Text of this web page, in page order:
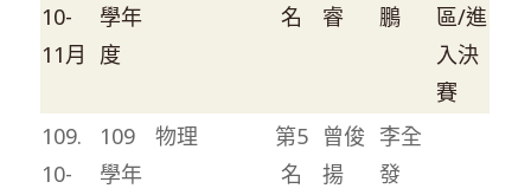
10-
11月
學年
度
名
睿
鵬
區/進
入決
賽
109.
10-
109
學年
物理
第5
名
曾俊
揚
李全
發